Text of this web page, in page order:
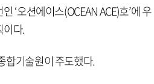
‘오션에이스(OCEAN ACE)호’에 우
이다.
합기술원이 주도했다.